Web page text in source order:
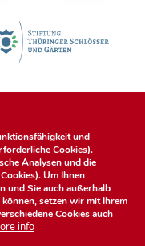
und
Cookies).
Analysen und die
Um Ihnen
und Sie auch außerhalb
setzen wir mit Ihrem
Cookies auch
info